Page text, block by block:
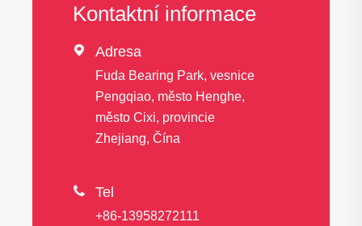
Kontaktní informace
 Adresa
Fuda Bearing Park, vesnice
Pengqiao, město Henghe,
město Cixi, provincie
Zhejiang, Čína
 Tel
+86-13958272111